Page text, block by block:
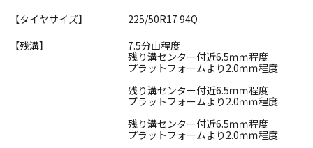
【タイヤサイズ】
225/50R17 94Q
【残溝】
7.5分山程度
残り溝センター付近6.5ｍｍ程度
プラットフォームより2.0ｍｍ程度
残り溝センター付近6.5ｍｍ程度
プラットフォームより2.0ｍｍ程度
残り溝センター付近6.5ｍｍ程度
プラットフォームより2.0ｍｍ程度